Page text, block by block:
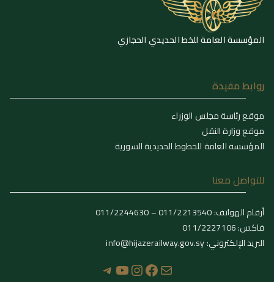
المؤسسة العامة للخط الحديدي الحجازي
روابط مفيدة
موقع رئاسة مجلس الوزراء
موقع وزارة النقل
المؤسسة العامة للخطوط الحديدية السورية
للتواصل معنا
أرقام الهواتف: 011/2213540 – 011/2244630
فاكس: 011/2227106
البريد الإلكتروني: info@hijazerailway.gov.sy
بريدفيسبوك
إنستجرام
يوتيوبتيليجرام